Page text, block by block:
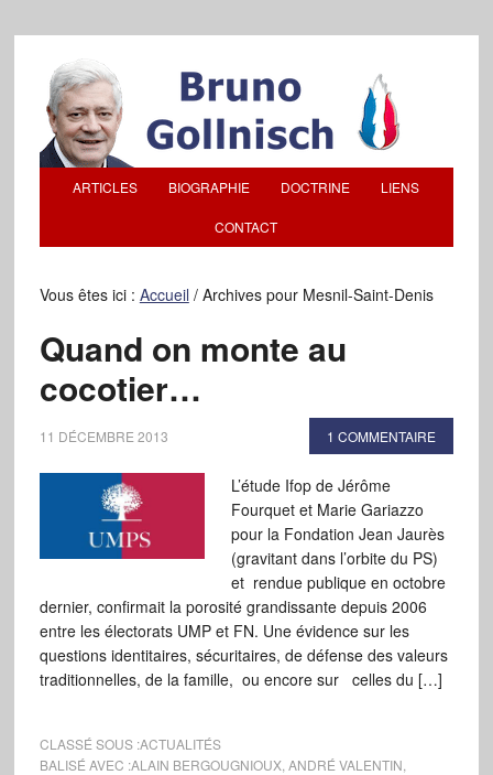
ARTICLES BIOGRAPHIE DOCTRINE LIENS
CONTACT
Vous êtes ici : Accueil /Archives pour Mesnil-Saint-Denis
Quand on monte au
cocotier…
11 DÉCEMBRE 2013 1 COMMENTAIRE
L’étude Ifop de Jérôme
Fourquet et Marie Gariazzo
pour la Fondation Jean Jaurès
(gravitant dans l’orbite du PS)
et rendue publique en octobre
dernier, confirmait la porosité grandissante depuis 2006
entre les électorats UMP et FN. Une évidence sur les
questions identitaires, sécuritaires, de défense des valeurs
traditionnelles, de la famille, ou encore sur celles du […]
CLASSÉ SOUS :ACTUALITÉS
BALISÉ AVEC :ALAIN BERGOUGNIOUX, ANDRÉ VALENTIN